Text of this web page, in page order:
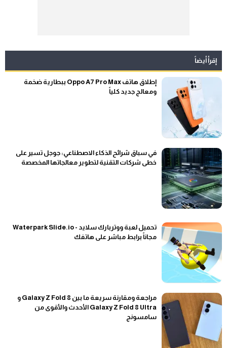
إقرأ أيضاً
إطلاق هاتف Oppo A7 Pro Max ببطارية ضخمة
ومعالج جديد كلياً
في سباق شرائح الذكاء الاصطناعي: جوجل تسير على
خطى شركات التقنية لتطوير معالجاتها المخصصة
تحميل لعبة ووتربارك سلايد - Waterpark Slide.io
مجاناً برابط مباشر على هاتفك
مراجعة ومقارنة سريعة ما بين Galaxy Z Fold 8 و
Galaxy Z Fold 8 Ultra الأحدث والأقوى من
سامسونج